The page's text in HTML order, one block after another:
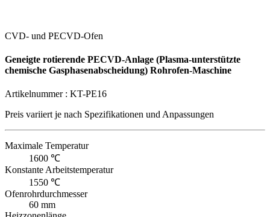
CVD- und PECVD-Ofen
Geneigte rotierende PECVD-Anlage (Plasma-unterstützte
chemische Gasphasenabscheidung) Rohrofen-Maschine
Artikelnummer : KT-PE16
Preis variiert je nach Spezifikationen und Anpassungen
Maximale Temperatur
1600 ℃
Konstante Arbeitstemperatur
1550 ℃
Ofenrohrdurchmesser
60 mm